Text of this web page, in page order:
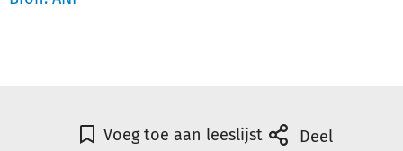
Voeg toe aan leeslijst Deel